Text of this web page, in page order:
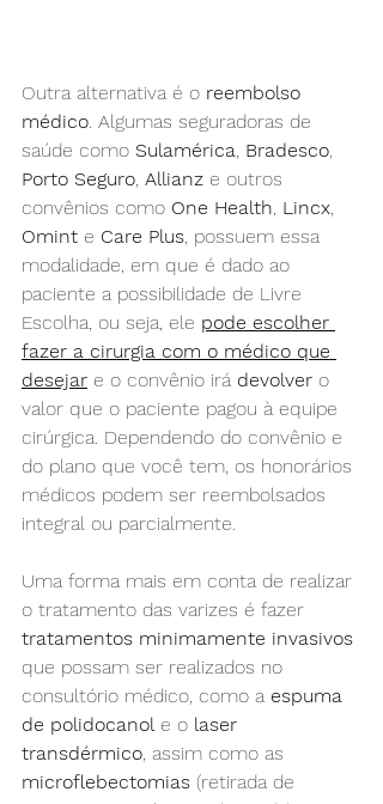
Outra alternativa é o reembolso
médico. Algumas seguradoras de
saúde como Sulamérica, Bradesco,
Porto Seguro, Allianz e outros
convênios como One Health, Lincx,
Omint e Care Plus, possuem essa
modalidade, em que é dado ao
paciente a possibilidade de Livre
Escolha, ou seja, ele pode escolher
fazer a cirurgia com o médico que
desejar e o convênio irá devolver o
valor que o paciente pagou à equipe
cirúrgica. Dependendo do convênio e
do plano que você tem, os honorários
médicos podem ser reembolsados
integral ou parcialmente.
Uma forma mais em conta de realizar
o tratamento das varizes é fazer
tratamentos minimamente invasivos
que possam ser realizados no
consultório médico, como a espuma
de polidocanol e o laser
transdérmico, assim como as
microflebectomias (retirada de